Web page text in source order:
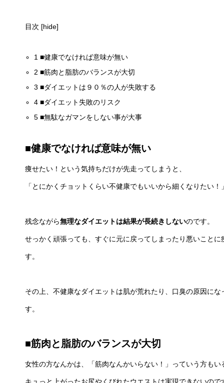
目次 [hide]
1 ■健康でなければ意味が無い
2 ■筋肉と脂肪のバランスが大切
3 ■ダイエットは９０％の人が失敗する
4 ■ダイエット失敗のリスク
5 ■無駄なガマンをしない事が大事
■健康でなければ意味が無い
痩せたい！という気持ちだけが先走ってしまうと、
「とにかくチョットくらい不健康でもいいから細くなりたい
残念ながら無理なダイエットは結果が長続きしないのです。
せっかく頑張っても、すぐに元に戻ってしまったり悪いこと
す。
その上、不健康なダイエットは肌が荒れたり、口臭の原因に
す。
■筋肉と脂肪のバランスが大切
女性の方なんかは、「筋肉なんかいらない！」っていう方も